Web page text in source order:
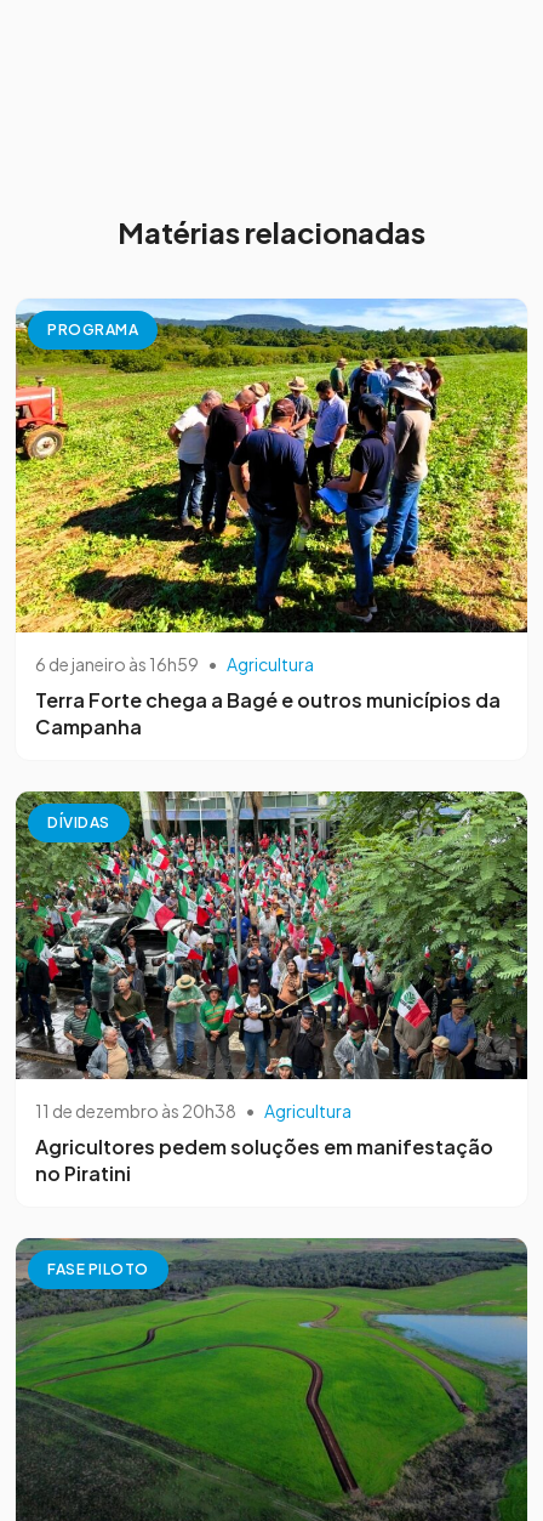
Matérias relacionadas
PROGRAMA
6 de janeiro às 16h59 • Agricultura
Terra Forte chega a Bagé e outros municípios da
Campanha
DÍVIDAS
11 de dezembro às 20h38 • Agricultura
Agricultores pedem soluções em manifestação
no Piratini
FASE PILOTO